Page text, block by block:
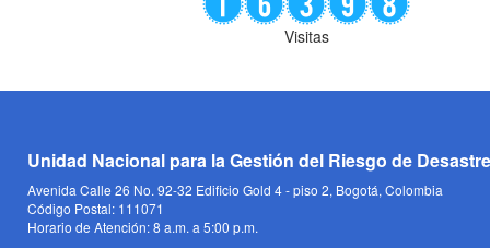
Visitas
Unidad Nacional para la Gestión del Riesgo de
Avenida Calle 26 No. 92-32 Edificio Gold 4 - piso 2, Bogotá, Colombia
Código Postal: 111071
Horario de Atención: 8 a.m. a 5:00 p.m.